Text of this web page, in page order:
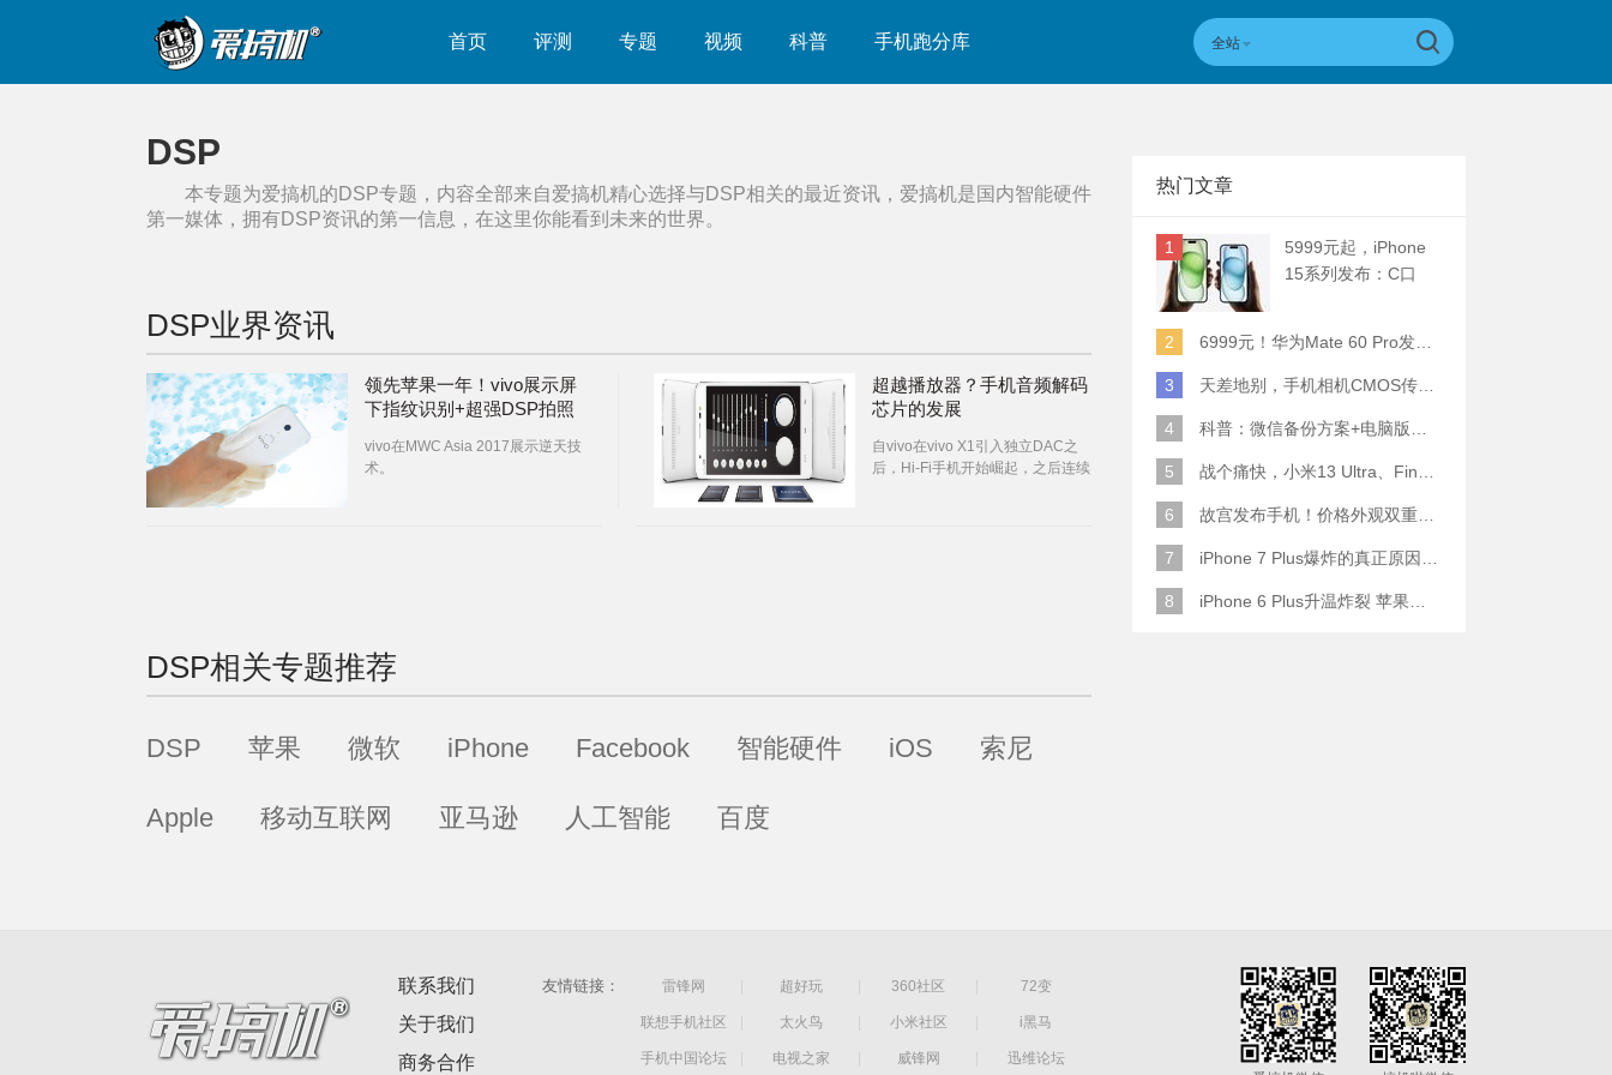
首页 评测 专题 视频 科普 手机跑分库 全站
DSP
本专题为爱搞机的 DSP专题，内容全部来自爱搞机精心选择与 DSP相关的最近资讯，爱搞机是国内智能硬件
第一媒体，拥有DSP资讯的第一信息，在这里你能看到未来的世界。
DSP业界资讯
领先苹果一年！vivo展示屏
下指纹识别+超强DSP拍照
vivo在MWC Asia 2017展示逆天技
术。
超越播放器？手机音频解码
芯片的发展
自vivo在vivo X1引入独立DAC之
后，Hi-Fi手机开始崛起，之后连续
DSP相关专题推荐
DSP 苹果 微软 iPhone Facebook 智能硬件 iOS 索尼
Apple 移动互联网 亚马逊 人工智能 百度
热门文章
1
5999元起，iPhone
15系列发布：C口
2
6999元！华为Mate 60 Pro发布：麒麟9000S+卫星通话 (附初步跑分)
3 天差地别，手机相机CMOS传感器实际面积对比
4 科普：微信备份方案+电脑版丢失数据恢复指南
5 战个痛快，小米13 Ultra、Find X6 Pro、vivo X90 Pro+、小米12SU拍照横评
6 故宫发布手机！价格外观双重逆天！
7 iPhone 7 Plus爆炸的真正原因原来是这样
8 iPhone 6 Plus升温炸裂 苹果赔了一部全新的
联系我们
关于我们
商务合作
友情链接： 雷锋网 超好玩 360社区 72变
联想手机社区 太火鸟 小米社区 i黑马
手机中国论坛 电视之家 威锋网
迅维论坛